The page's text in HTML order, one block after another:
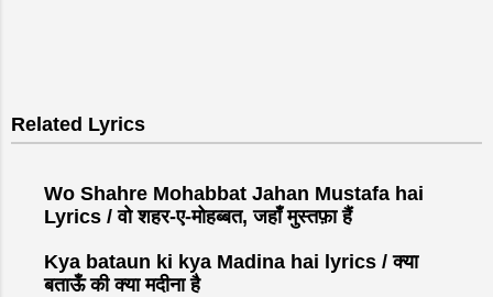
Related Lyrics
Wo Shahre Mohabbat Jahan Mustafa hai
Lyrics / वो शहर-ए-मोहब्बत, जहाँ मुस्तफ़ा हैं
Kya bataun ki kya Madina hai lyrics / क्या
बताऊँ की क्या मदीना है